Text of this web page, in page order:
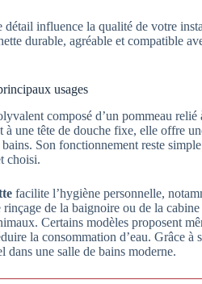
détail influence la qualité de votre
durable, agréable et compatible
usages
composé d’un pommeau
une tête de douche fixe, elle offre
Son fonctionnement reste
choisi.
facilite l’hygiène personnelle,
de la baignoire ou de la
Certains modèles proposent
la consommation d’eau. Grâce à
dans une salle de bains moderne.